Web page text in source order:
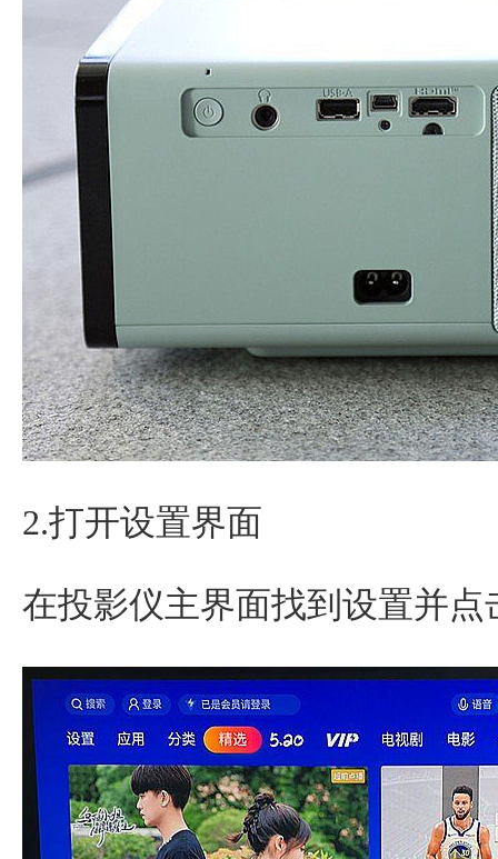
2.打开设置界面
在投影仪主界面找到设置并